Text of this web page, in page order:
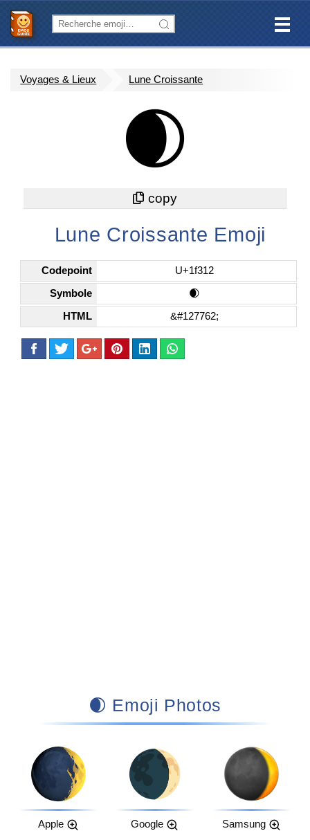
Voyages & Lieux Lune Croissante
🌒
Lune Croissante Emoji
Codepoint U+1f312
Symbole 🌒
HTML &#127762;
🌒 Emoji Photos
Apple Google Samsung